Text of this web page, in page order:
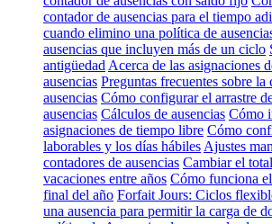
contador de ausencias para el tiempo
cuando elimino una política de
ausencias que incluyen más de un ciclo
antigüedad Acerca de las asignaciones
ausencias Preguntas frecuentes sobre
ausencias Cómo configurar el arrastre
ausencias Cálculos de ausencias Cómo
asignaciones de tiempo libre Cómo
laborables y los días hábiles Ajustes
contadores de ausencias Cambiar el
vacaciones entre años Cómo funciona
final del año Forfait Jours: Ciclos
una ausencia para permitir la carga de